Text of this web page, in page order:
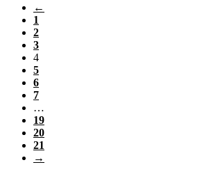
←
1
2
3
4
5
6
7
…
19
20
21
→